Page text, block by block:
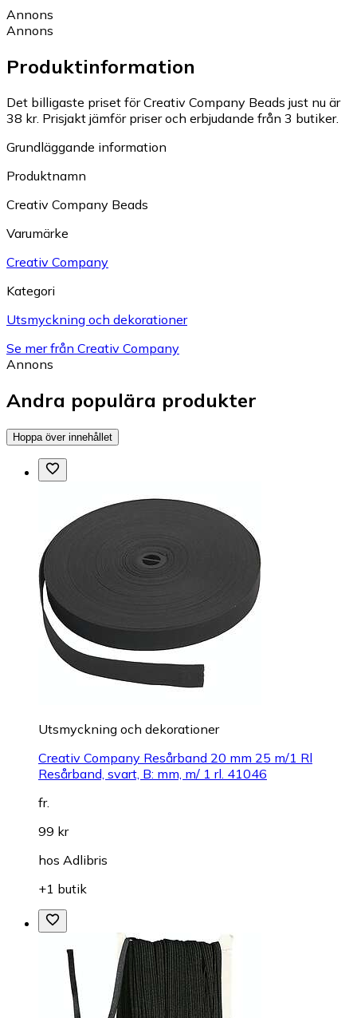
Annons
Annons
Produktinformation
Det billigaste priset för Creativ Company Beads just nu är
38 kr. Prisjakt jämför priser och erbjudande från 3 butiker.
Grundläggande information
Produktnamn
Creativ Company Beads
Varumärke
Creativ Company
Kategori
Utsmyckning och dekorationer
Se mer från Creativ Company
Annons
Andra populära produkter
Hoppa över innehållet
Utsmyckning och dekorationer
Creativ Company Resårband 20 mm 25 m/1 Rl
Resårband, svart, B: mm, m/ 1 rl. 41046
fr.
99 kr
hos Adlibris
+1 butik